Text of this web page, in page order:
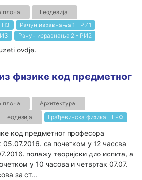
плоча
Геодезија
Рачун изравнања 1 - РИ1
Рачун изравнања 2 - РИ2
ovdje.
физике код предметног
плоча
Архитектура
Геодезија Грађевинска физика - ГРФ
код предметног професора
са почетком у 12 часова
полажу теоријски дио испита, а
у 10 часова и четвртак 07.07.
за ст...